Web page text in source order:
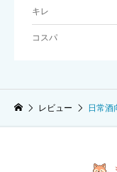
キレ
コスパ
レビュー 日常酒